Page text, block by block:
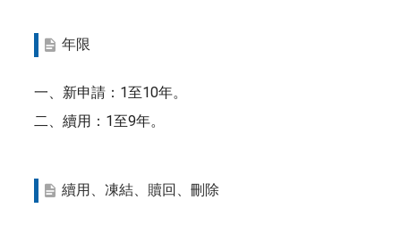
年限
一、新申請：1至10年。
二、續用：1至9年。
續用、凍結、贖回、刪除